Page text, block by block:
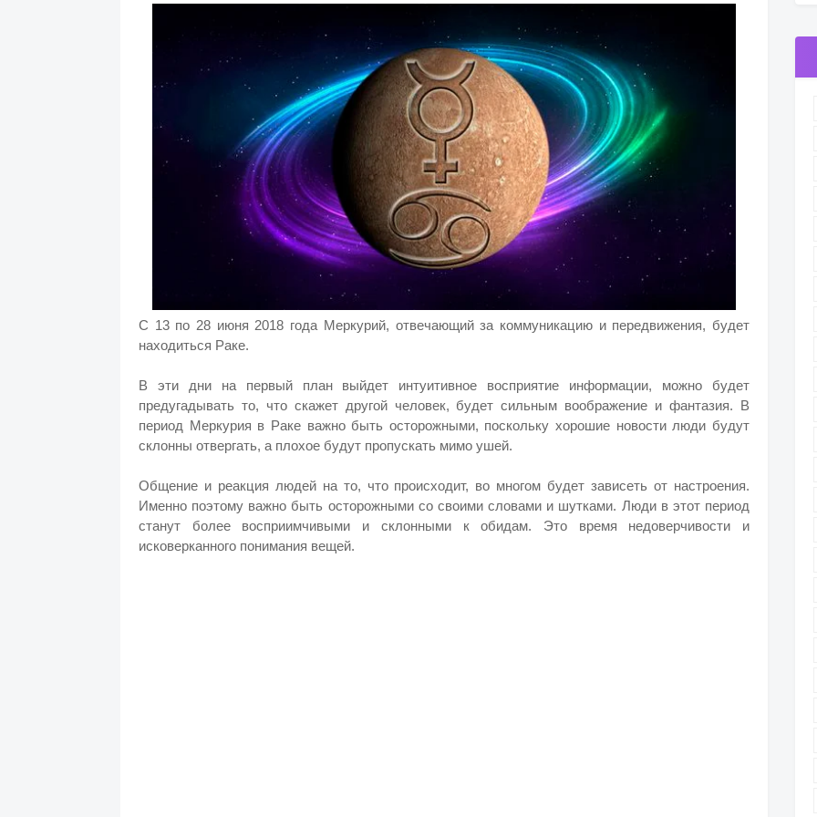
С 13 по 28 июня 2018 года Меркурий, отвечающий за коммуникацию и передвижения, будет
находиться Раке.
В эти дни на первый план выйдет интуитивное восприятие информации, можно будет
предугадывать то, что скажет другой человек, будет сильным воображение и фантазия. В
период Меркурия в Раке важно быть осторожными, поскольку хорошие новости люди будут
склонны отвергать, а плохое будут пропускать мимо ушей.
Общение и реакция людей на то, что происходит, во многом будет зависеть от настроения.
Именно поэтому важно быть осторожными со своими словами и шутками. Люди в этот период
станут более восприимчивыми и склонными к обидам. Это время недоверчивости и
исковерканного понимания вещей.